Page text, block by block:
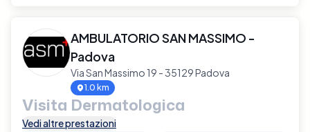
AMBULATORIO SAN MASSIMO -
Padova
Via San Massimo 19 - 35129 Padova
1.0 km
Visita Dermatologica
Vedi altre prestazioni